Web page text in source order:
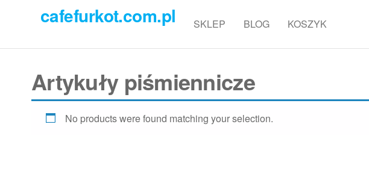
cafefurkot.com.pl SKLEP BLOG KOSZYK
Artykuły piśmiennicze
No products were found matching your selection.